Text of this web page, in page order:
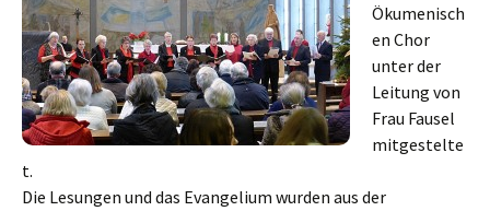
Ökumenisch
en Chor
unter der
Leitung von
Frau Fausel
mitgestelte
t.
Die Lesungen und das Evangelium wurden aus der